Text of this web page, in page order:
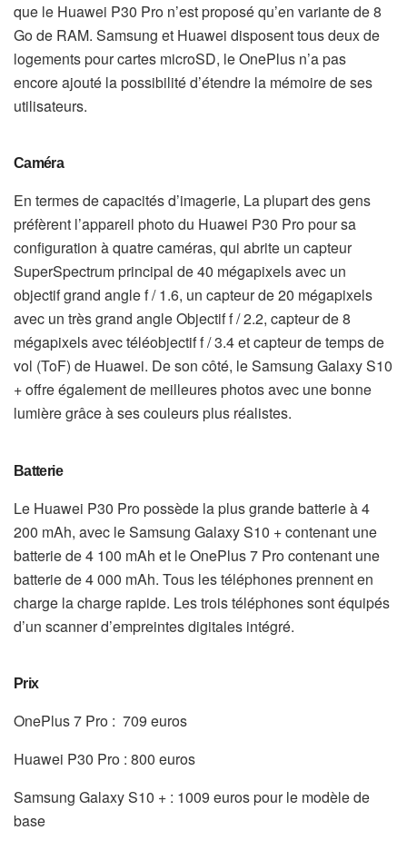
que le Huawei P30 Pro n’est proposé qu’en variante de 8
Go de RAM. Samsung et Huawei disposent tous deux de
logements pour cartes microSD, le OnePlus n’a pas
encore ajouté la possibilité d’étendre la mémoire de ses
utilisateurs.
Caméra
En termes de capacités d’imagerie, La plupart des gens
préfèrent l’appareil photo du Huawei P30 Pro pour sa
configuration à quatre caméras, qui abrite un capteur
SuperSpectrum principal de 40 mégapixels avec un
objectif grand angle f / 1.6, un capteur de 20 mégapixels
avec un très grand angle Objectif f / 2.2, capteur de 8
mégapixels avec téléobjectif f / 3.4 et capteur de temps de
vol (ToF) de Huawei. De son côté, le Samsung Galaxy S10
+ offre également de meilleures photos avec une bonne
lumière grâce à ses couleurs plus réalistes.
Batterie
Le Huawei P30 Pro possède la plus grande batterie à 4
200 mAh, avec le Samsung Galaxy S10 + contenant une
batterie de 4 100 mAh et le OnePlus 7 Pro contenant une
batterie de 4 000 mAh. Tous les téléphones prennent en
charge la charge rapide. Les trois téléphones sont équipés
d’un scanner d’empreintes digitales intégré.
Prix
OnePlus 7 Pro : 709 euros
Huawei P30 Pro : 800 euros
Samsung Galaxy S10 + : 1009 euros pour le modèle de
base